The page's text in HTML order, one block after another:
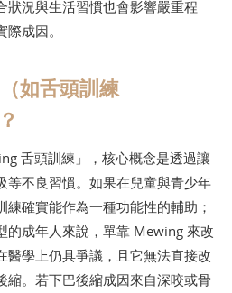
狀況與生活習慣也會影響嚴重程
成因。
如舌頭訓練
舌頭訓練」，核心概念是透過讓
等不良習慣。如果在兒童與青少年
確實能作為一種功能性的輔助；
的成年人來說，單靠 Mewing 來改
醫學上仍具爭議，且它無法直接改
縮。若下巴後縮成因來自深咬或骨